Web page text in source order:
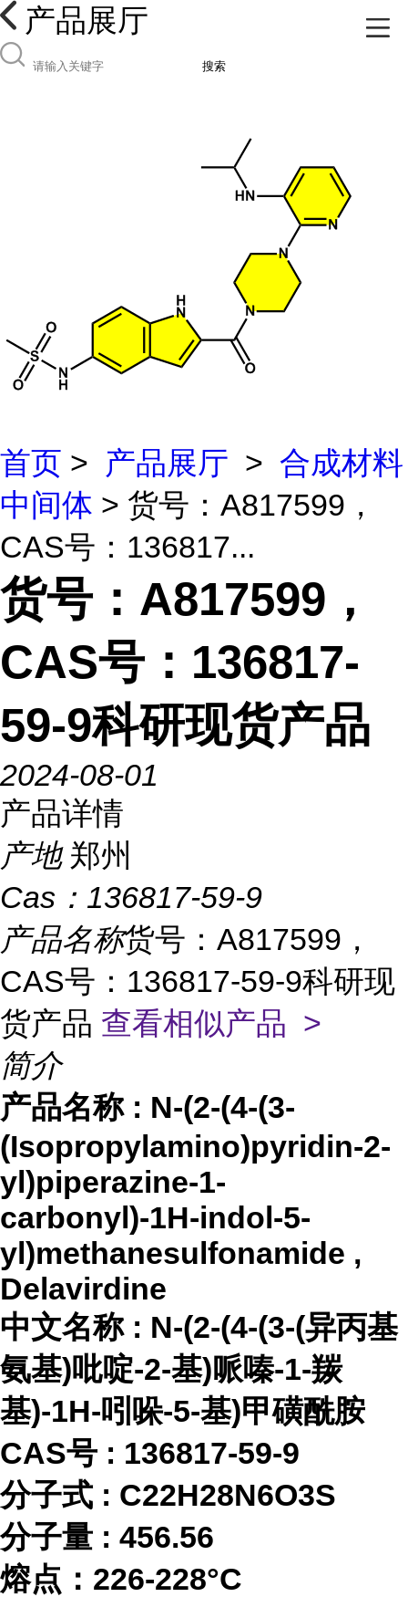
产品展厅
搜索
首页 > 产品展厅 > 合成材料
中间体 > 货号：A817599，
CAS号：136817...
货号：A817599，
CAS号：136817-
59-9科研现货产品
2024-08-01
产品详情
产地 郑州
Cas： 136817-59-9
产品名称货号：A817599，
CAS号：136817-59-9科研现
货产品 查看相似产品 >
简介
产品名称 : N-(2-(4-(3-
(Isopropylamino)pyridin-2-
yl)piperazine-1-
carbonyl)-1H-indol-5-
yl)methanesulfonamide ,
Delavirdine
中文名称 : N-(2-(4-(3-(异丙基
氨基)吡啶-2-基)哌嗪-1-羰
基)-1H-吲哚-5-基)甲磺酰胺
CAS号 : 136817-59-9
分子式 : C22H28N6O3S
分子量 : 456.56
熔点： 226-228°C